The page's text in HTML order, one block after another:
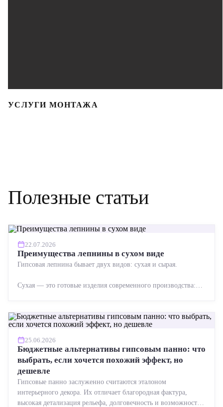
УСЛУГИ МОНТАЖА
Полезные статьи
22.07.2026
Преимущества лепнины в сухом виде
Гипсовая лепнина бывает двух видов: сухая и сырая.
Сухая — это готовые изделия современного производства:
25.06.2026
Бюджетные альтернативы гипсовым панно: что
выбрать, если хочется похожий эффект, но
дешевле
Гипсовые панно заслуженно считаются эталоном
интерьерного декора. Их отличает благородная фактура,
высокая детализация рельефа, долговечность и возможность